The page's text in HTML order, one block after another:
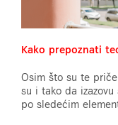
Kako prepoznati
Osim što su te
su i tako da
po sledećim